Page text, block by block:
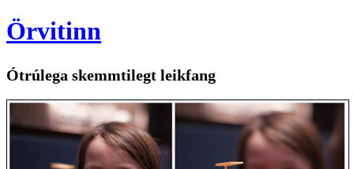
Örvitinn
Ótrúlega skemmtilegt leikfang